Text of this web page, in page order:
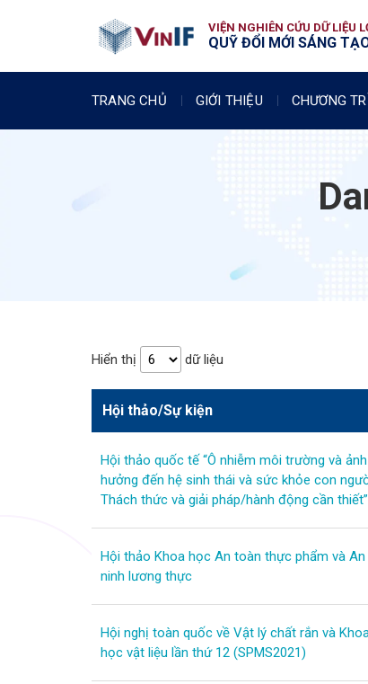
VIỆN NGHIÊN CỨU DỮ LIỆU
QUỸ ĐỔI MỚI SÁNG
TRANG CHỦ GIỚI THIỆU CHƯƠNG
Hiển thị dữ liệu
Hội thảo/Sự kiện
Hội thảo quốc tế “Ô nhiễm môi trường và ảnh
hưởng đến hệ sinh thái và sức khỏe con
Thách thức và giải pháp/hành động cần thiết”
Hội thảo Khoa học An toàn thực phẩm và An
ninh lương thực
Hội nghị toàn quốc về Vật lý chất rắn và
học vật liệu lần thứ 12 (SPMS2021)